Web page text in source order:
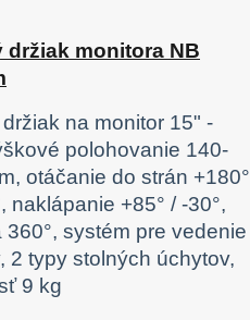
držiak monitora NB
na monitor 15" -
polohovanie 140-
otáčanie do strán +180°
naklápanie +85° / -30°,
360°, systém pre vedenie
2 typy stolných úchytov,
9 kg